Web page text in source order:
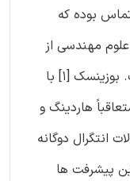
بوده که
مهندسی از
مهندسی مواد تا علوم زمین داشته است. بوزینسک [1] با
هاردینگ و
انتگرال دوگانه
پیشرفت ها